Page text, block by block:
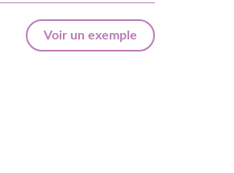
Voir un exemple